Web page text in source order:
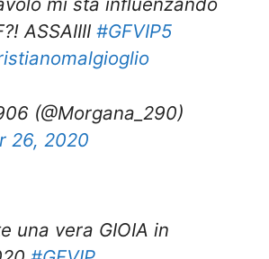
ASSAIIII #GFVIP5
(@Morgana_290)
26, 2020
una vera GIOIA in